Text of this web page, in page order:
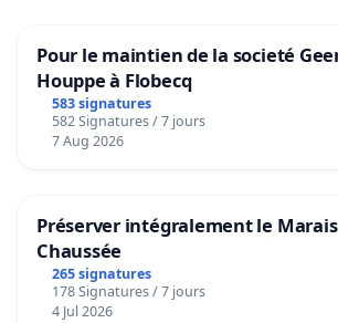
Pour le maintien de la societé
Houppe à Flobecq
583 signatures
582 Signatures / 7 jours
7 Aug 2026
Préserver intégralement le
Chaussée
265 signatures
178 Signatures / 7 jours
4 Jul 2026